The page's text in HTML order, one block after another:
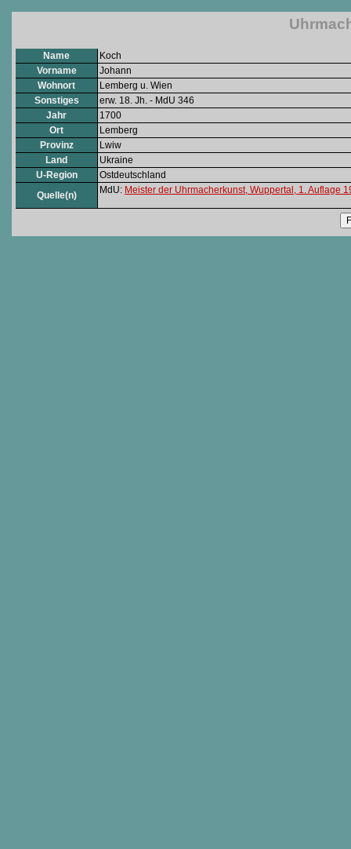
Name
Koch
Vorname
Johann
Wohnort
Lemberg u. Wien
Sonstiges
erw. 18. Jh. - MdU 346
Jahr
1700
Ort
Lemberg
Provinz
Lwiw
Land
Ukraine
U-Region
Ostdeutschland
Quelle(n)
MdU: Meister der Uhrmacherkunst, Wuppertal, 1. Auflage